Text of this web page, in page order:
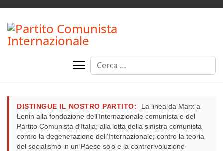
Cerca
DISTINGUE IL NOSTRO PARTITO:
La linea da Marx a
Lenin alla fondazione dell’Internazionale comunista e del
Partito Comunista d’Italia; alla lotta della sinistra comunista
contro la degenerazione dell’Internazionale; contro la teoria
del socialismo in un Paese solo e la controrivoluzione